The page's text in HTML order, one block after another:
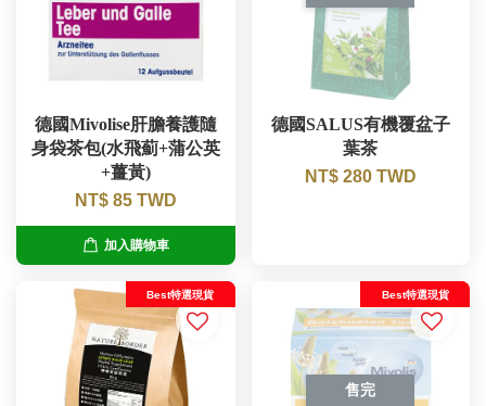
德國Mivolise肝膽養護隨
身袋茶包(水飛薊+蒲公英
+薑黃)
NT$ 85 TWD
加入購物車
德國SALUS有機覆盆子
葉茶
NT$ 280 TWD
Best特選現貨
售完
Best特選現貨